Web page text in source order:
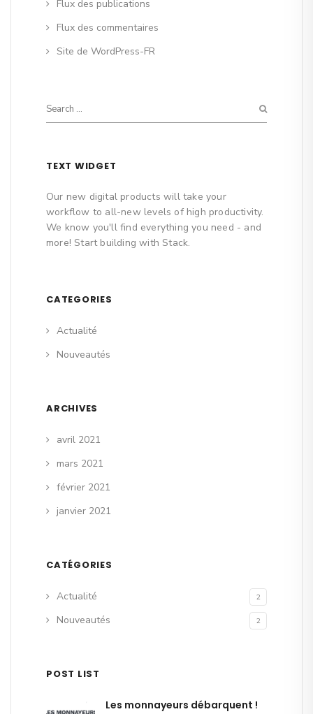
Flux des publications
Flux des commentaires
Site de WordPress-FR
TEXT WIDGET
Our new digital products will take your
workflow to all-new levels of high productivity.
We know you'll find everything you need - and
more! Start building with Stack.
CATEGORIES
Actualité
Nouveautés
ARCHIVES
avril 2021
mars 2021
février 2021
janvier 2021
CATÉGORIES
Actualité 2
Nouveautés 2
POST LIST
Les monnayeurs débarquent !